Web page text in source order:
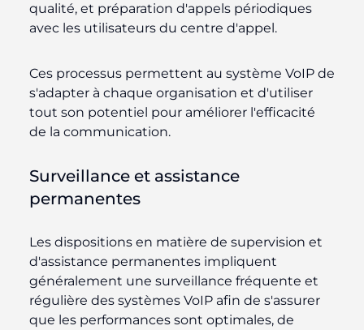
qualité, et préparation d'appels périodiques
avec les utilisateurs du centre d'appel.
Ces processus permettent au système VoIP de
s'adapter à chaque organisation et d'utiliser
tout son potentiel pour améliorer l'efficacité
de la communication.
Surveillance et assistance
permanentes
Les dispositions en matière de supervision et
d'assistance permanentes impliquent
généralement une surveillance fréquente et
régulière des systèmes VoIP afin de s'assurer
que les performances sont optimales, de